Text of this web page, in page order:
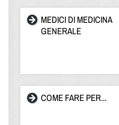
MEDICI DI MEDICINA
GENERALE
COME FARE PER...